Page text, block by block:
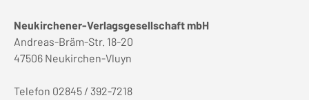
Neukirchener-Verlagsgesellschaft mbH
Andreas-Bräm-Str. 18-20
47506 Neukirchen-Vluyn
Telefon 02845 / 392-7218